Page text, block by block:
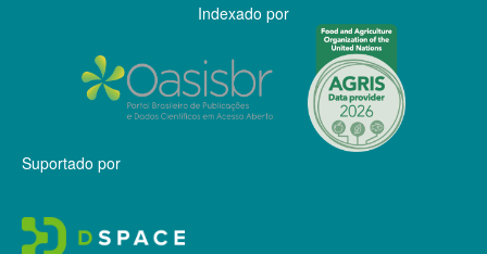
Indexado por
Suportado por